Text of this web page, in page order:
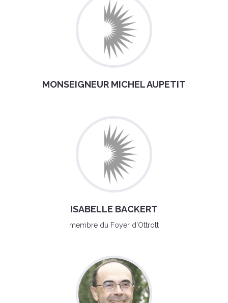
MONSEIGNEUR MICHEL AUPETIT
ISABELLE BACKERT
membre du Foyer d'Ottrott